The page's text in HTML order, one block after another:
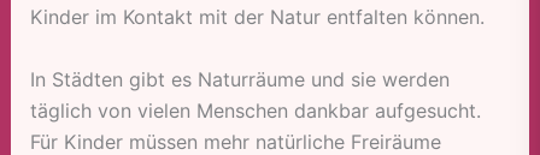
Kinder im Kontakt mit der Natur entfalten können.
In Städten gibt es Naturräume und sie werden
täglich von vielen Menschen dankbar aufgesucht.
Für Kinder müssen mehr natürliche Freiräume